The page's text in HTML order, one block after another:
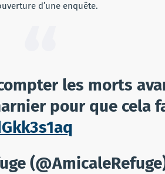
d’une enquête.
les morts
pour que cela